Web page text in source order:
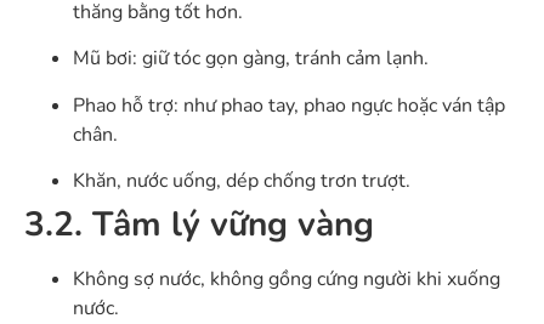
thăng bằng tốt hơn.
Mũ bơi: giữ tóc gọn gàng, tránh cảm lạnh.
Phao hỗ trợ: như phao tay, phao ngực hoặc ván tập
chân.
Khăn, nước uống, dép chống trơn trượt.
3.2. Tâm lý vững vàng
Không sợ nước, không gồng cứng người khi xuống
nước.